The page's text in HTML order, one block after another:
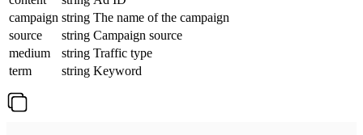
campaign string The name of the campaign
source
string Campaign source
medium
string Traffic type
term
string Keyword